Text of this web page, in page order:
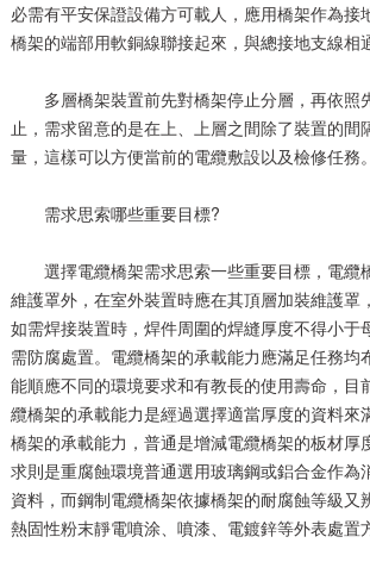
必需有平安保證設備方可載人，應用橋架作為接
橋架的端部用軟銅線聯接起來，與總接地支線相
多層橋架裝置前先對橋架停止分層，再依照
止，需求留意的是在上、上層之間除了裝置的間
量，這樣可以方便當前的電纜敷設以及檢修任務。
需求思索哪些重要目標?
選擇電纜橋架需求思索一些重要目標，電纜
維護罩外，在室外裝置時應在其頂層加裝維護罩
如需焊接裝置時，焊件周圍的焊縫厚度不得小于
需防腐處置。電纜橋架的承載能力應滿足任務均
能順應不同的環境要求和有教長的使用壽命，目
纜橋架的承載能力是經過選擇適當厚度的資料來
橋架的承載能力，普通是增減電纜橋架的板材厚
求則是重腐蝕環境普通選用玻璃鋼或鋁合金作為
資料，而鋼制電纜橋架依據橋架的耐腐蝕等級又
熱固性粉末靜電噴涂、噴漆、電鍍鋅等外表處置